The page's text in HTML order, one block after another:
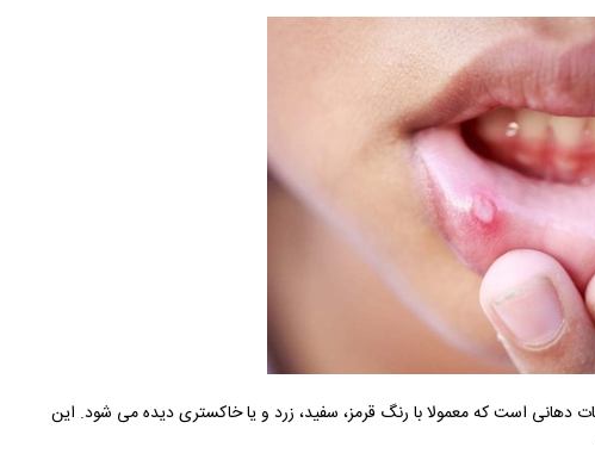
دهانی است که معمولا با رنگ قرمز، سفید، زرد و یا خاکستری دیده می شود. این